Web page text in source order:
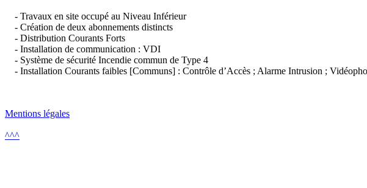
- Travaux en site occupé au Niveau Inférieur
- Création de deux abonnements distincts
- Distribution Courants Forts
- Installation de communication : VDI
- Système de sécurité Incendie commun de Type 4
- Installation Courants faibles [Communs] : Contrôle d’Accès ; Alarme Intrusion ;
Mentions légales
^^^